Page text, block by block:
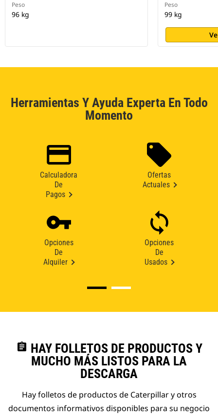
Peso
96 kg
Peso
99 kg
Herramientas Y Ayuda Experta En Todo
Momento
Calculadora
De
Pagos
Ofertas
Actuales
Opciones
De
Alquiler
Opciones
De
Usados
assignment HAY FOLLETOS DE PRODUCTOS Y
MUCHO MÁS LISTOS PARA LA
DESCARGA
Hay folletos de productos de Caterpillar y otros
documentos informativos disponibles para su negocio